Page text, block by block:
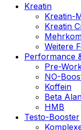
Kreatin
Kreatin-
Kreatin
Weitere
Performance
Pre-
NO-
Koffein
Beta
HMB
Testo-Booster